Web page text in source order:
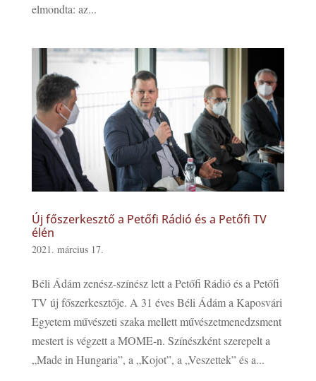
elmondta: az...
Új főszerkesztő a Petőfi Rádió és a Petőfi TV
élén
2021. március 17.
Béli Ádám zenész-színész lett a Petőfi Rádió és a Petőfi
TV új főszerkesztője. A 31 éves Béli Ádám a Kaposvári
Egyetem művészeti szaka mellett művészetmenedzsment
mestert is végzett a MOME-n. Színészként szerepelt a
„Made in Hungaria”, a „Kojot”, a „Veszettek” és a...